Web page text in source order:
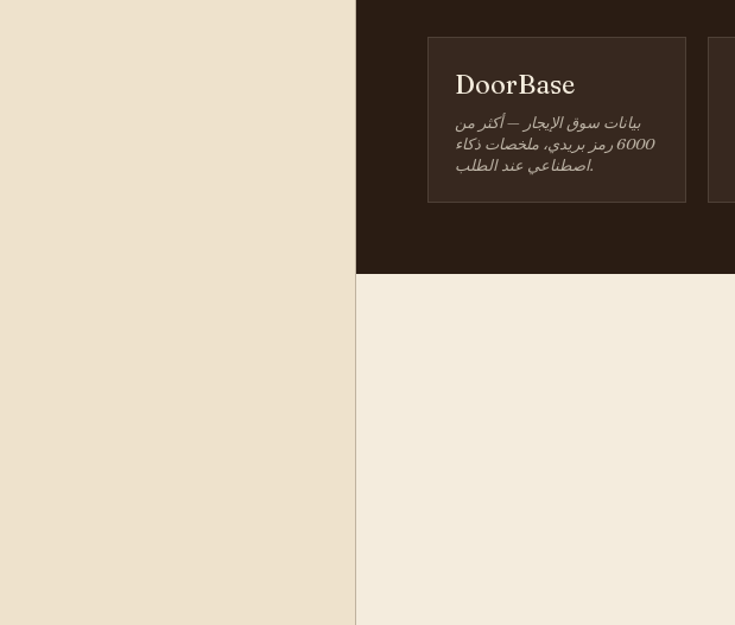
DoorBase
بيانات سوق الإيجار — أكثر من
6000 رمز بريدي، ملخصات ذكاء
اصطناعي عند الطلب.